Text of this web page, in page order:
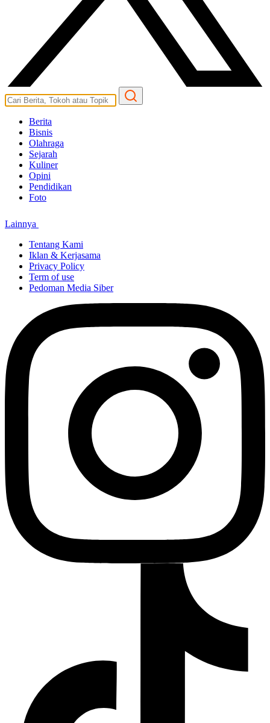
Berita
Bisnis
Olahraga
Sejarah
Kuliner
Opini
Pendidikan
Foto
Lainnya
Tentang Kami
Iklan & Kerjasama
Privacy Policy
Term of use
Pedoman Media Siber